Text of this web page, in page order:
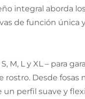
integral aborda
de función única
M, L y XL – para
Desde
perfil suave y